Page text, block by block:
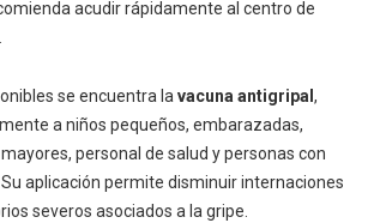
acudir rápidamente al centro de
se encuentra lavacuna antigripal ,
a niños pequeños, embarazadas,
personal de salud y personas con
aplicación permite disminuir internaciones
severos asociados a la gripe.